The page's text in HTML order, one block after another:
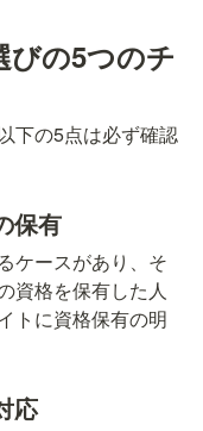
びの5つのチ
下の5点は必ず確認
保有
ケースがあり、そ
資格を保有した人
トに資格保有の明
応